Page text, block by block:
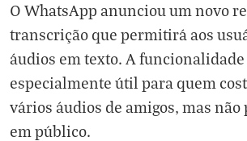
O WhatsApp anunciou um novo
transcrição que permitirá aos
áudios em texto. A funcionalidade
especialmente útil para quem
vários áudios de amigos, mas não
em público.